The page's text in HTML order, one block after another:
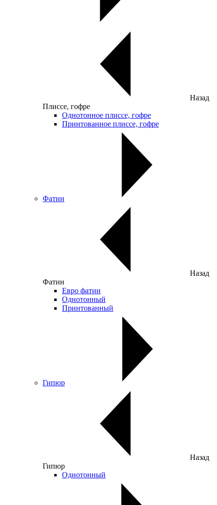
Назад
Плиссе, гофре
Однотонное плиссе, гофре
Принтованное плиссе, гофре
Фатин
Назад
Фатин
Евро фатин
Однотонный
Принтованный
Гипюр
Назад
Гипюр
Однотонный